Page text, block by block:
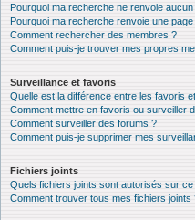
Pourquoi ma recherche ne renvoie
Pourquoi ma recherche renvoie une page
Comment rechercher des membres ?
Comment puis-je trouver mes propres
Surveillance et favoris
Quelle est la différence entre les favoris
Comment mettre en favoris ou surveiller
Comment surveiller des forums ?
Comment puis-je supprimer mes
Fichiers joints
Quels fichiers joints sont autorisés sur ce
Comment trouver tous mes fichiers joints